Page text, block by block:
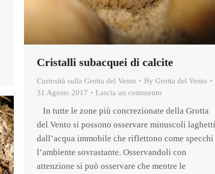
Cristalli subacquei di calcite
Curiosità sulla Grotta del Vento By Grotta del Vento
31 Agosto 2017
Lascia un commento
In tutte le zone più concrezionate della Grotta
del Vento si possono osservare minuscoli laghetti
dall’acqua immobile che riflettono come specchi
l’ambiente sovrastante. Osservandoli con
attenzione si può osservare che mentre le